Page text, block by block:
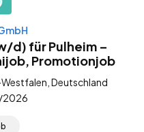
d) für Pulheim –
Promotionjob
Deutschland